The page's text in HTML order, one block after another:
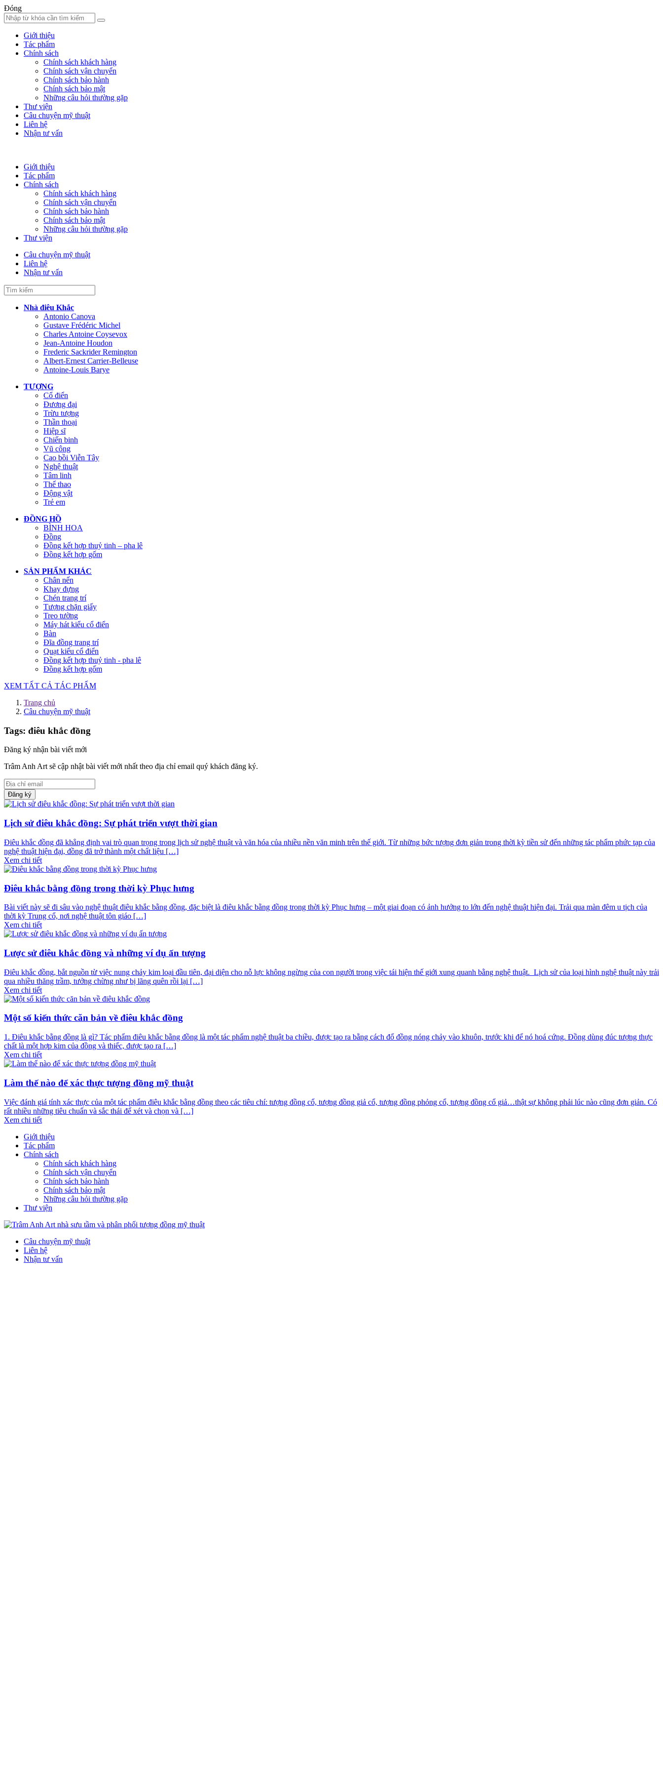
Đóng
Giới thiệu
Tác phẩm
Chính sách
Chính sách khách hàng
Chính sách vận chuyển
Chính sách bảo hành
Chính sách bảo mật
Những câu hỏi thường gặp
Thư viện
Câu chuyện mỹ thuật
Liên hệ
Nhận tư vấn
Giới thiệu
Tác phẩm
Chính sách
Chính sách khách hàng
Chính sách vận chuyển
Chính sách bảo hành
Chính sách bảo mật
Những câu hỏi thường gặp
Thư viện
Câu chuyện mỹ thuật
Liên hệ
Nhận tư vấn
Nhà điêu Khắc
Antonio Canova
Gustave Frédéric Michel
Charles Antoine Coysevox
Jean-Antoine Houdon
Frederic Sackrider Remington
Albert-Ernest Carrier-Belleuse
Antoine-Louis Barye
TƯỢNG
Cổ điển
Đương đại
Trừu tượng
Thần thoại
Hiệp sĩ
Chiến binh
Vũ công
Cao bồi Viễn Tây
Nghệ thuật
Tâm linh
Thể thao
Động vật
Trẻ em
ĐỒNG HỒ
BÌNH HOA
Đồng
Đồng kết hợp thuỷ tinh – pha lê
Đồng kết hợp gốm
SẢN PHẨM KHÁC
Chân nến
Khay đựng
Chén trang trí
Tượng chặn giấy
Treo tường
Máy hát kiểu cổ điển
Bàn
Đĩa đồng trang trí
Quạt kiểu cổ điển
Đồng kết hợp thuỷ tinh - pha lê
Đồng kết hợp gốm
XEM TẤT CẢ TÁC PHẨM
Trang chủ
Câu chuyện mỹ thuật
Tags: điêu khắc đồng
Đăng ký nhận bài viết mới
Trâm Anh Art sẽ cập nhật bài viết mới nhất theo địa chỉ email quý khách đăng ký.
Đăng ký
Lịch sử điêu khắc đồng: Sự phát triển vượt thời gian
Điêu khắc đồng đã khẳng định vai trò quan trọng trong lịch sử nghệ thuật và văn hóa của nhiều nền văn minh trên thế giới. Từ những bức tượng đơn giản trong thời kỳ tiền sử đến những tác phẩm phức tạp của
nghệ thuật hiện đại, đồng đã trở thành một chất liệu […]
Xem chi tiết
Điêu khắc bằng đồng trong thời kỳ Phục hưng
Bài viết này sẽ đi sâu vào nghệ thuật điêu khắc bằng đồng, đặc biệt là điêu khắc bằng đồng trong thời kỳ Phục hưng – một giai đoạn có ảnh hưởng to lớn đến nghệ thuật hiện đại. Trải qua màn đêm u tịch của
thời kỳ Trung cổ, nơi nghệ thuật tôn giáo […]
Xem chi tiết
Lược sử điêu khắc đồng và những ví dụ ấn tượng
Điêu khắc đồng, bắt nguồn từ việc nung chảy kim loại đầu tiên, đại diện cho nỗ lực không ngừng của con người trong việc tái hiện thế giới xung quanh bằng nghệ thuật. Lịch sử của loại hình nghệ thuật này trải
qua nhiều thăng trầm, tưởng chừng như bị lãng quên rồi lại […]
Xem chi tiết
Một số kiến thức căn bản về điêu khắc đồng
1. Điêu khắc bằng đồng là gì? Tác phẩm điêu khắc bằng đồng là một tác phẩm nghệ thuật ba chiều, được tạo ra bằng cách đổ đồng nóng chảy vào khuôn, trước khi để nó hoá cứng. Đồng dùng đúc tượng thực
chất là một hợp kim của đồng và thiếc, được tạo ra […]
Xem chi tiết
Làm thế nào để xác thực tượng đồng mỹ thuật
Việc đánh giá tính xác thực của một tác phẩm điêu khắc bằng đồng theo các tiêu chí: tượng đồng cổ, tượng đồng giả cổ, tượng đồng phỏng cổ, tượng đồng cổ giả…thật sự không phải lúc nào cũng đơn giản. Có
rất nhiều những tiêu chuẩn và sắc thái để xét và chọn và […]
Xem chi tiết
Giới thiệu
Tác phẩm
Chính sách
Chính sách khách hàng
Chính sách vận chuyển
Chính sách bảo hành
Chính sách bảo mật
Những câu hỏi thường gặp
Thư viện
Câu chuyện mỹ thuật
Liên hệ
Nhận tư vấn